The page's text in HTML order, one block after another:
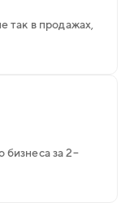
так в продажах,
бизнеса за 2–